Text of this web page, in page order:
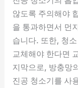
않도록 주의해야
을 통과하면서 먼
습니다. 또한, 청
교체해야 한다면
지막으로, 방충망
진공 청소기를 사